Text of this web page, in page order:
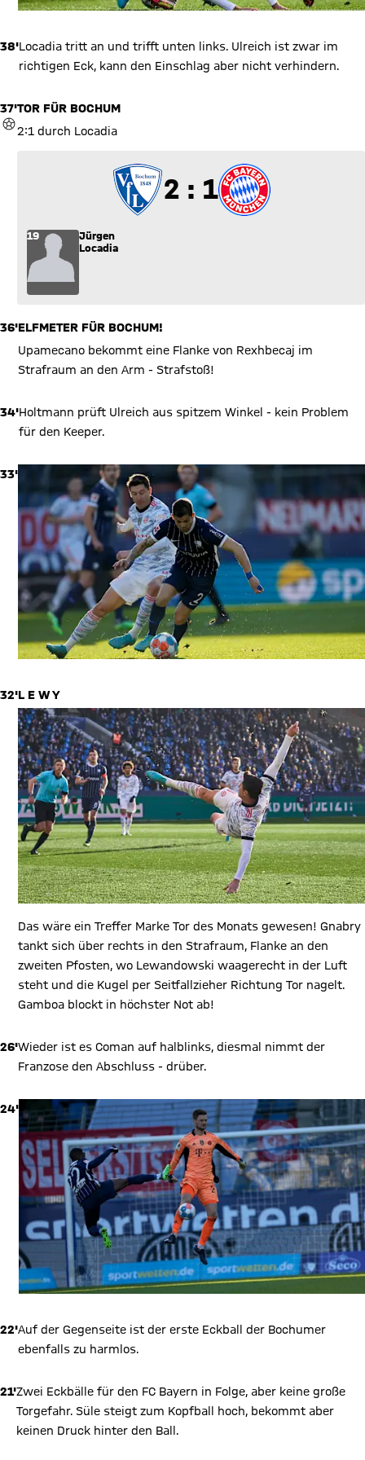
38'Locadia tritt an und trifft unten links. Ulreich ist zwar im
richtigen Eck, kann den Einschlag aber nicht verhindern.
37'
TOR
TOR FÜR BOCHUM
2:1 durch Locadia
2 zu 1
2 : 1
19
Jürgen
Locadia
36'ELFMETER FÜR BOCHUM!
Upamecano bekommt eine Flanke von Rexhbecaj im
Strafraum an den Arm - Strafstoß!
34'Holtmann prüft Ulreich aus spitzem Winkel - kein Problem
für den Keeper.
33'
32'L E W Y
Das wäre ein Treffer Marke Tor des Monats gewesen! Gnabry
tankt sich über rechts in den Strafraum, Flanke an den
zweiten Pfosten, wo Lewandowski waagerecht in der Luft
steht und die Kugel per Seitfallzieher Richtung Tor nagelt.
Gamboa blockt in höchster Not ab!
26'Wieder ist es Coman auf halblinks, diesmal nimmt der
Franzose den Abschluss - drüber.
24'
22'Auf der Gegenseite ist der erste Eckball der Bochumer
ebenfalls zu harmlos.
21'Zwei Eckbälle für den FC Bayern in Folge, aber keine große
Torgefahr. Süle steigt zum Kopfball hoch, bekommt aber
keinen Druck hinter den Ball.